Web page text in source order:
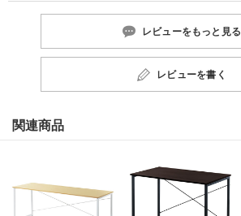
レビューをもっと見る
レビューを書く
関連商品